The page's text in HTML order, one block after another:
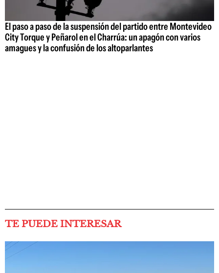
El paso a paso de la suspensión del partido entre Montevideo
City Torque y Peñarol en el Charrúa: un apagón con varios
amagues y la confusión de los altoparlantes
TE PUEDE INTERESAR